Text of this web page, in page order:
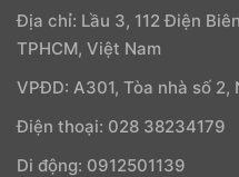
Địa chỉ: Lầu 3, 112 Điện
TPHCM, Việt Nam
VPĐD: A301, Tòa nhà số
Điện thoại: 028 38234179
Di động: 0912501139